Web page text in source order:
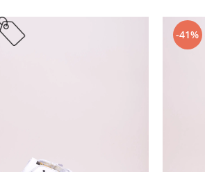
-41%